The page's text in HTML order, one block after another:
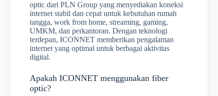
optic dari PLN Group yang menyediakan koneksi
internet stabil dan cepat untuk kebutuhan rumah
tangga, work from home, streaming, gaming,
UMKM, dan perkantoran. Dengan teknologi
terdepan, ICONNET memberikan pengalaman
internet yang optimal untuk berbagai aktivitas
digital.
Apakah ICONNET menggunakan fiber
optic?